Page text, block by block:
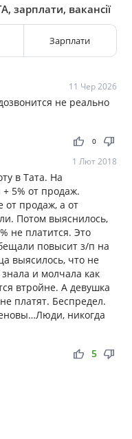
зарплати, вакансії
Зарплати
11 Чер 2026
не реально
thumb_up thumb_down
0
1 Лют 2018
в Тата. На
5% от продаж.
от продаж, а от
Потом выяснилось,
не платится. Это
повысит з/п на
выясилось, что не
и молчала как
втройне. А девушка
платят. Беспредел.
никогда
thumb_up thumb_down
5